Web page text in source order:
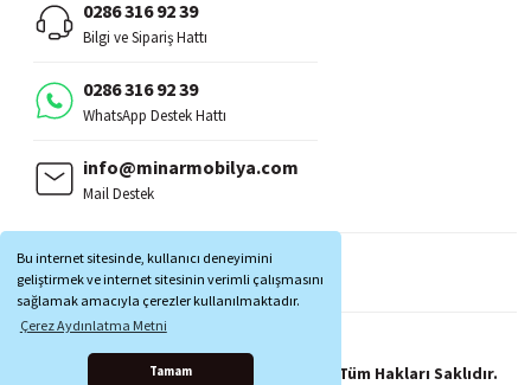
Bu internet sitesinde, kullanıcı deneyimini
geliştirmek ve internet sitesinin verimli çalışmasını
sağlamak amacıyla çerezler kullanılmaktadır.
Çerez Aydınlatma Metni
Tamam
0286 316 92 39
Bilgi ve Sipariş Hattı
0286 316 92 39
WhatsApp Destek Hattı
info@minarmobilya.com
Mail Destek
MOBİL UYGULAMALAR:
Copyright © 1997 - 2025 Minar Mobilya® Tüm Hakları Saklıdır.